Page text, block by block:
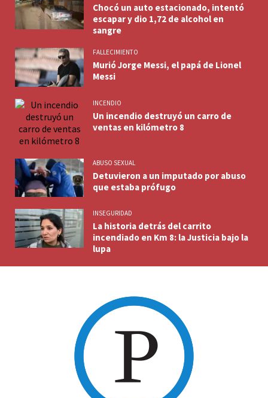
Chocó un auto estacionado, intentó
escapar y dio 1,72 de alcohol en
sangre
FALLECIMIENTO
Murió Jorge Messi, el papá de Lionel
Messi
INCENDIO
Un incendio destruyó un carro de
ventas en kilómetro 8
ABUSO SEXUAL
Detuvieron a un imputado por abuso
que estaba prófugo
INSEGURIDAD
La historia detrás del carrito
incendiado en Km 8: la Justicia bajo la
lupa